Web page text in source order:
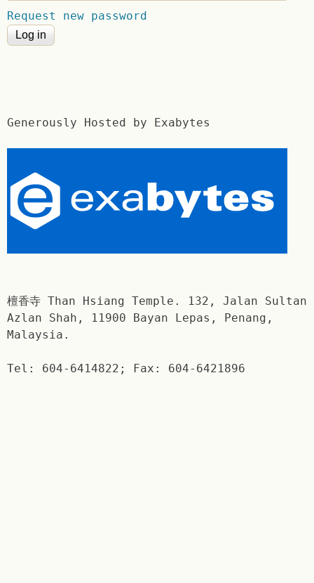
Request new password
Generously Hosted by Exabytes
檀香寺 Than Hsiang Temple. 132, Jalan Sultan
Azlan Shah, 11900 Bayan Lepas, Penang,
Malaysia.
Tel: 604-6414822; Fax: 604-6421896